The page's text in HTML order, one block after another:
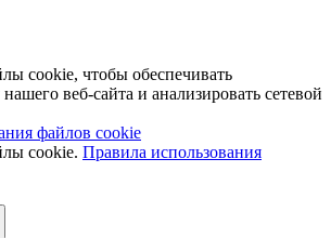
cookie, чтобы обеспечивать
веб-сайта и анализировать сетевой
файлов cookie
cookie. Правила использования